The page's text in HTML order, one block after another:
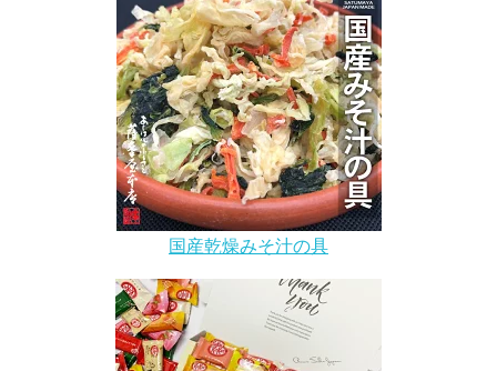
国産乾燥みそ汁の具